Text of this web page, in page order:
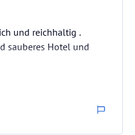
und reichhaltig .
sauberes Hotel und